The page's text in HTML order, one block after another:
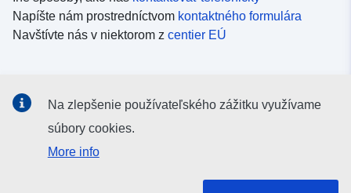
Napíšte nám prostredníctvom kontaktného formulára
Navštívte nás v niektorom z centier EÚ
Kanály EÚ nasociálnych médiách
Na zlepšenie používateľského zážitku využívame
súbory cookies.
More info